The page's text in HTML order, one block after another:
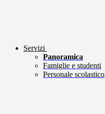
Servizi
Panoramica
Famiglie e studenti
Personale scolastico